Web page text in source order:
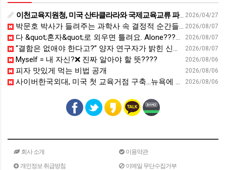
2026/04/27
이천교육지원청, 미국 산타클라라와 국제교육교류 파트너십 회의 개최:경인투데이뉴스 - 경인투데이뉴스
2026/08/07
박문호 박사가 들려주는 과학사 속 결정적 순간들! 직관을 뛰어넘는 과학적 통찰 : 생각하는 청소년을 위한 과학 시리즈 1부(feat.박문호 박사)
2026/08/07
다 &quot;혼자&quot;로 외우면 틀려요. Alone????By myself????On my own
2026/08/07
“결함은 없애야 한다고?” 양자 연구자가 밝힌 신비: 없애려던 흠이 무기가 되는 방법 | 이정현 KIST 양자기술연구단 선임연구원 | 양자 컴퓨터 인생 | 세바시 2121회
2026/08/06
Myself = 내 자신?❌ 진짜 알아야 할 뜻????
2026/08/06
피자 맛있게 먹는 비법 공개
2026/08/06
사이버한국외대, 미국 첫 교육거점 구축…뉴욕에 미주글로벌센터 개소 - 재외동포신문
회사 소개
이용약관
개인정보 취급방침
이메일 무단수집거부